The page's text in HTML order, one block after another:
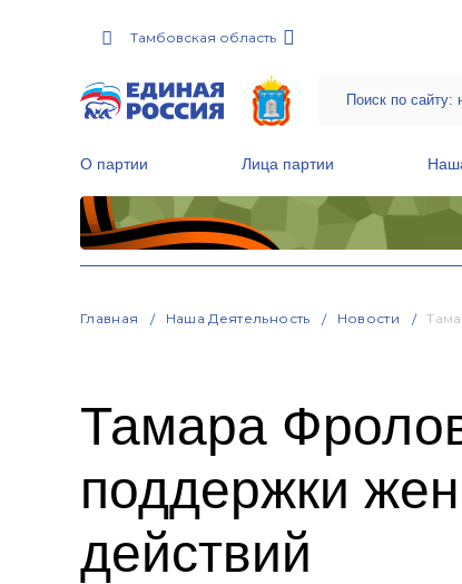
Тамбовская область
О партии Лица партии
Главная Наша Деятельность Новости
Тамара
поддержки
действий